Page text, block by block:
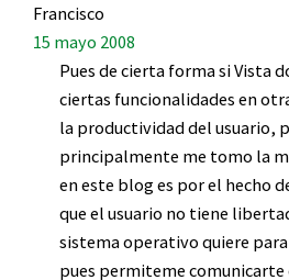
Francisco
15 mayo 2008
Pues de cierta forma si Vista
ciertas funcionalidades en
la productividad del usuario,
principalmente me tomo la
en este blog es por el hecho
que el usuario no tiene
sistema operativo quiere
pues permiteme comunicarte